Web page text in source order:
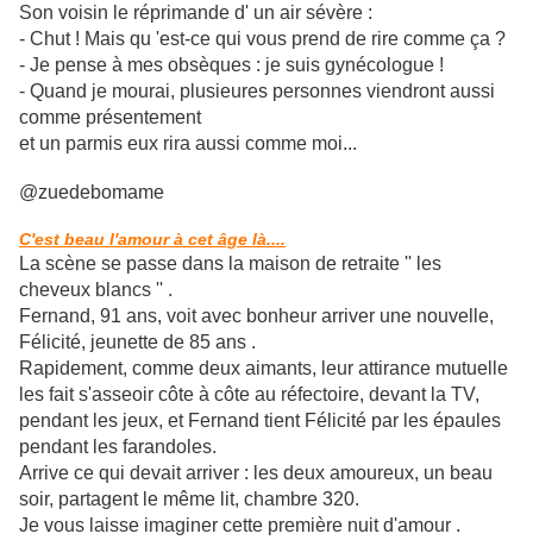
Son voisin le réprimande d' un air sévère :
- Chut ! Mais qu 'est-ce qui vous prend de rire comme ça ?
- Je pense à mes obsèques : je suis gynécologue !
- Quand je mourai, plusieures personnes viendront aussi
comme présentement
et un parmis eux rira aussi comme moi...
@zuedebomame
C'est beau l'amour à cet âge là....
La scène se passe dans la maison de retraite '' les
cheveux blancs '' .
Fernand, 91 ans, voit avec bonheur arriver une nouvelle,
Félicité, jeunette de 85 ans .
Rapidement, comme deux aimants, leur attirance mutuelle
les fait s'asseoir côte à côte au réfectoire, devant la TV,
pendant les jeux, et Fernand tient Félicité par les épaules
pendant les farandoles.
Arrive ce qui devait arriver : les deux amoureux, un beau
soir, partagent le même lit, chambre 320.
Je vous laisse imaginer cette première nuit d'amour .